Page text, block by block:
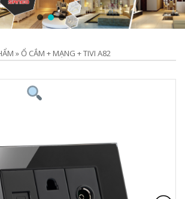
»Ổ CẮM + MẠNG + TIVI A82